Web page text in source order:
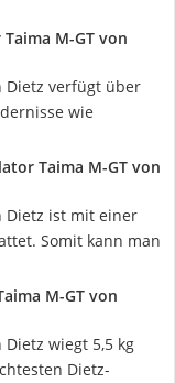
M-GT von
Dietz verfügt über
wie
Taima M-GT von
Dietz ist mit einer
Somit kann man
M-GT von
wiegt 5,5 kg
Dietz-